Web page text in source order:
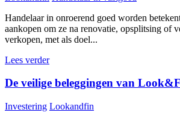
Handelaar in onroerend goed worden
aankopen om ze na renovatie, opsplitsing of
verkopen, met als doel...
Lees verder
De veilige beleggingen van
Investering Lookandfin